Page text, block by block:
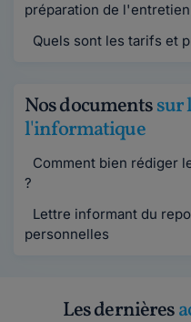
préparation de l'entretien
Quels sont les tarifs et
Nos documentssur
l'informatique
Comment bien rédiger
?
Lettre informant du
personnelles
Les dernières